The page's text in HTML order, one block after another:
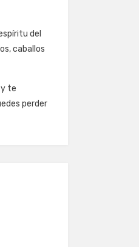
del
caballos
y te
perder